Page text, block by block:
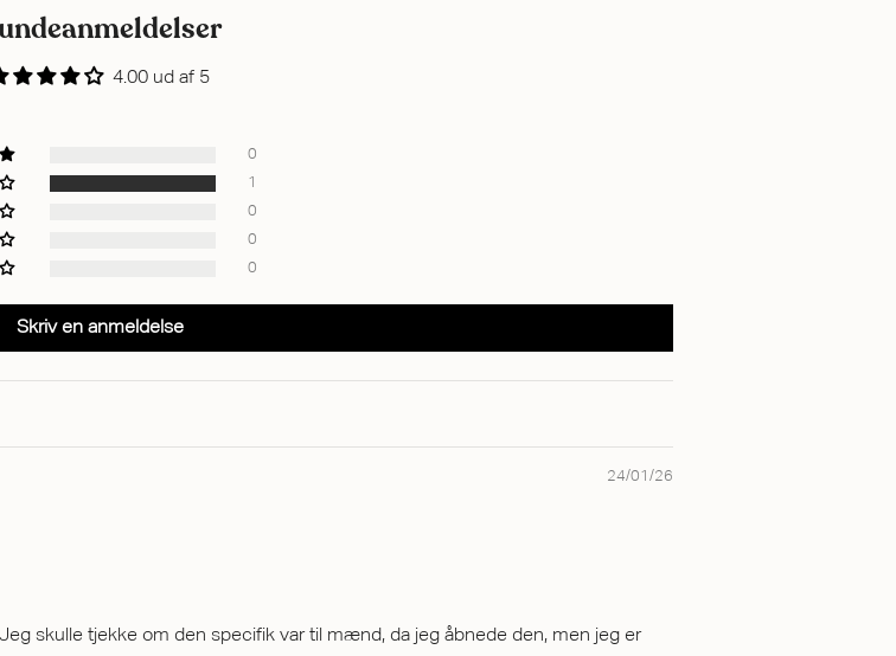
4.00 ud af 5
0
1
0
0
0
Skriv en anmeldelse
24/01/26
skulle tjekke om den specifik var til mænd, da jeg åbnede den, men jeg er